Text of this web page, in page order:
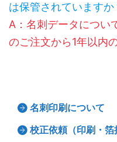
は保管されていますか
A：名刺データについ
のご注文から1年以内
名刺印刷について
校正依頼（印刷・箔